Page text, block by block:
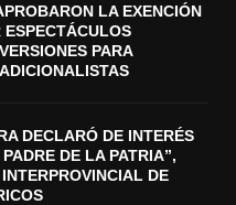
LA EXENCIÓN
ESPECTÁCULOS
PARA
DECLARÓ DE INTERÉS
DE LA PATRIA”,
DE